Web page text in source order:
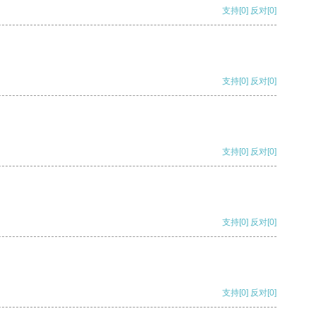
支持[0] 反对[0]
支持[0] 反对[0]
支持[0] 反对[0]
支持[0] 反对[0]
支持[0] 反对[0]